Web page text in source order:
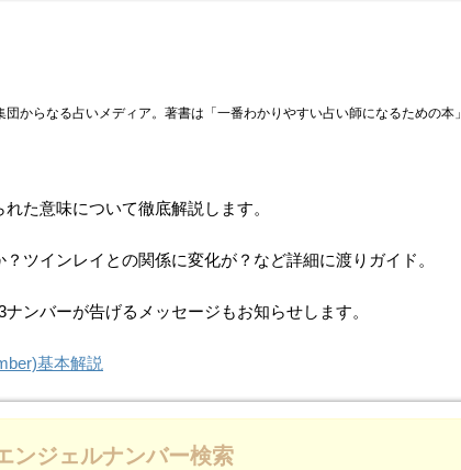
からなる占いメディア。著書は「一番わかりやすい占い師になるための本」
れた意味について徹底解説します。
ツインレイとの関係に変化が？など詳細に渡りガイド。
ンバーが告げるメッセージもお知らせします。
基本解説
ンジェルナンバー検索